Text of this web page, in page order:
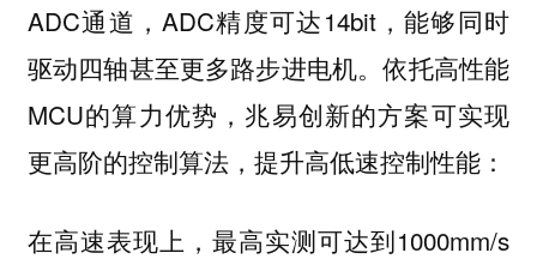
ADC通道，ADC精度可达14bit，能够同时
驱动四轴甚至更多路步进电机。依托高性能
MCU的算力优势，兆易创新的方案可实现
更高阶的控制算法，提升高低速控制性能：
在高速表现上，最高实测可达到1000mm/s